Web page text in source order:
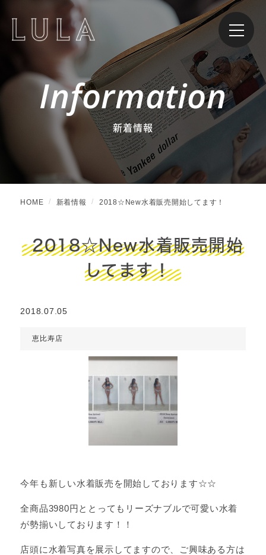
Information
新着情報
HOME 新着情報 2018☆New水着販売開始してます！
2018☆New水着販売開始
してます！
2018.07.05
恵比寿店
今年も新しい水着販売を開始しております☆☆
全商品3980円ととってもリーズナブルで可愛い水着
が勢揃いしております！！
店頭に水着写真を展示してますので、ご興味ある方は